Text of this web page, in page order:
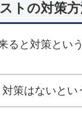
トの対策
ると対策とい
策はないとい